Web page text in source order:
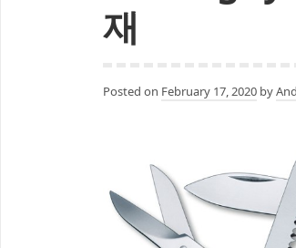
재
Posted on February 17, 2020 by